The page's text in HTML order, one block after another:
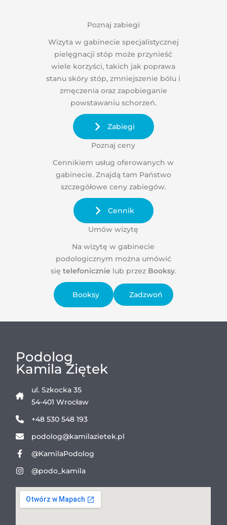
Poznaj zabiegi
Wizyta w gabinecie specjalistycznej
pielęgnacji stóp może przynieść
wiele korzyści, takich jak poprawa
stanu skóry stóp, zmniejszenie bólu i
zmęczenia oraz zapobieganie
powstawaniu schorzeń.
Zabiegi
Poznaj ceny
Cennikiem usług oferowanych w
gabinecie. Znajdą tam Państwo
szczegółowe ceny zabiegów.
Cennik
Umów wizytę
Na wizytę w gabinecie
podologicznym można umówić
się telefonicznie lub przez Booksy.
Booksy Zadzwoń
Podolog
Kamila Ziętek
ul. Szkocka 35
54-401 Wrocław
+48 530 548 193
podolog@kamilazietek.pl
@KamilaPodolog
@podo_kamila